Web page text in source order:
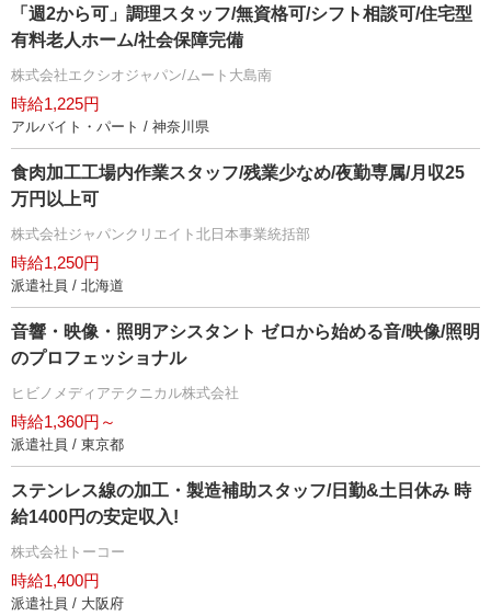
「週2から可」調理スタッフ/無資格可/シフト相談可/住宅型
有料老人ホーム/社会保障完備
株式会社エクシオジャパン/ムート大島南
時給1,225円
アルバイト・パート / 神奈川県
食肉加工工場内作業スタッフ/残業少なめ/夜勤専属/月収25
万円以上可
株式会社ジャパンクリエイト北日本事業統括部
時給1,250円
派遣社員 / 北海道
音響・映像・照明アシスタント ゼロから始める音/映像/照明
のプロフェッショナル
ヒビノメディアテクニカル株式会社
時給1,360円～
派遣社員 / 東京都
ステンレス線の加工・製造補助スタッフ/日勤&土日休み 時
給1400円の安定収入!
株式会社トーコー
時給1,400円
派遣社員 / 大阪府